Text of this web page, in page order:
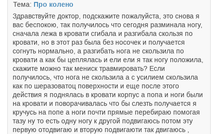
Тема: Про колено
Здравствуйте доктор, подскажите пожалуйста, это снова я
вас беспокою, так получилось что сегодня разминала ногу,
сначала лежа в кровати сгибала и разгибала скользя по
кровати, но в этот раз была без носочек и получается
согнуть нормально, а разгибать нога не скользила по
кровати а как бы цеплялась и ели ели я так ногу положила,
скажите можно так мениск травмировать? Если
получилось, что нога не скользила а с усилием скользила
как по шеразоватоц поверхности и еще после этого
действия я поднялась в кровати корпус а попа и ноги были
на кровати и поворачивалась что бы слезть получается я
кручусь на попе а ноги почти прямые перебираю помогая
тазу ну то есть одну ногу к другой подвигаюсь потом эту
первую отодвигаю и вторую подвигаюти так двигаюсь ,